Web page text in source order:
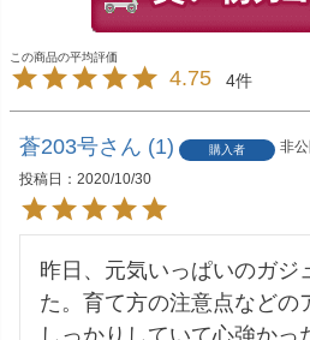
4.75 4
蒼203号 1 購入者
非公
投稿日
2020/10/30
昨日、元気いっぱいのガジ
た。育て方の注意点などの
しっかりしていて心強かっ